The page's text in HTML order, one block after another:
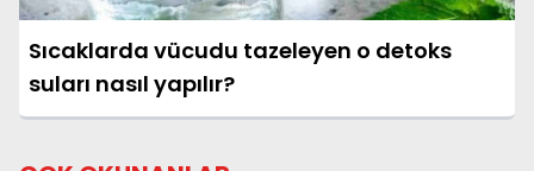
Sıcaklarda vücudu tazeleyen o detoks
suları nasıl yapılır?